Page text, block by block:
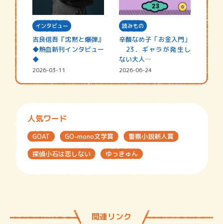
インタビュー
吉良信吾『沈黙と爆弾』
◆熱血新刊インタビュー
◆
2026-03-11
読みもの
辛酸なめ子「お金入門」
23．ギャラが発生し
ない大人…
2026-06-24
人気ワード
GOAT GO-mono文学賞
警察小説新人賞
探偵小石は恋しない
ゆっきゅん
関連リンク